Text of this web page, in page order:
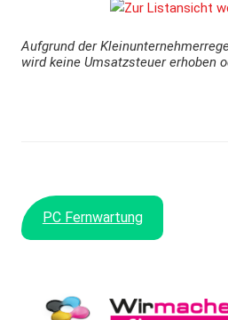
Aufgrund der
wird keine Umsatzsteuer erhoben
PC Fernwartung